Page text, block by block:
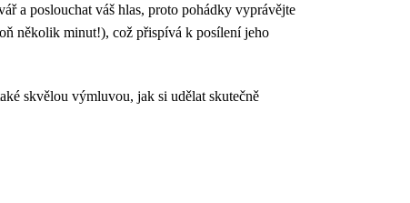
a poslouchat váš hlas, proto pohádky vyprávějte
několik minut!), což přispívá k posílení jeho
skvělou výmluvou, jak si udělat skutečně